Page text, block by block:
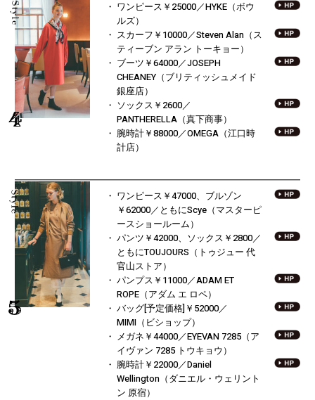
ワンピース￥25000／HYKE（ボウ
ルズ）
スカーフ￥10000／Steven Alan （ス
ティーブン アラン トーキョー）
ブーツ￥64000／JOSEPH
CHEANEY （ブリティッシュメイド
銀座店）
ソックス￥2600／
PANTHERELLA （真下商事）
腕時計￥88000／OMEGA（江口時
計店）
ワンピース￥47000、ブルゾン
￥62000／ ともにScye（マスターピ
ースショールーム）
パンツ￥42000、ソックス￥2800／
ともにTOUJOURS（トゥジュー 代
官山ストア）
パンプス￥11000／ADAM ET
ROPE（アダム エ ロペ）
バッグ[予定価格]￥52000／
MIMI（ビショップ）
メガネ￥44000／EYEVAN 7285 （ア
イヴァン 7285 トウキョウ）
腕時計￥22000／Daniel
Wellington （ダニエル・ウェリント
ン 原宿）